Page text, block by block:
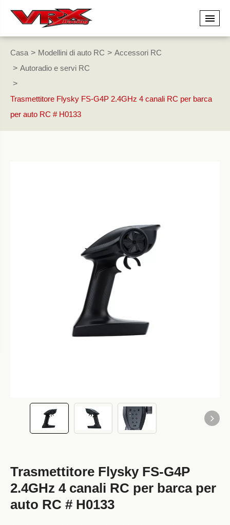
Casa Modellini di auto RC
Accessori RC
Autoradio e servi RC
Trasmettitore Flysky FS-G4P 2.4GHz 4 canali RC per barca
per auto RC # H0133
Trasmettitore Flysky FS-G4P
2.4GHz 4 canali RC per barca per
auto RC # H0133